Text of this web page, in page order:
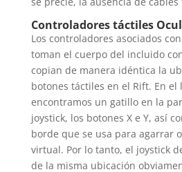
Controladores táctiles
Los controladores asociados
toman el cuerpo del incluido
copian de manera idéntica la
botones táctiles en el Rift. En
encontramos un gatillo en la
joystick, los botones X e Y, así
borde que se usa para agarrar
virtual. Por lo tanto, el joystick
de la misma ubicación